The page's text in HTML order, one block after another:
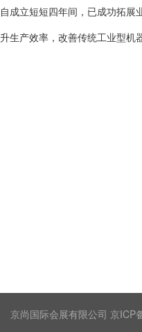
自成立短短四年间，已成功拓展
升生产效率，改善传统工业型机
京尚国际会展有限公司 京ICP